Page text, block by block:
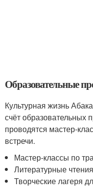
Образовательные
Культурная жизнь
счёт образовательных
проводятся мастер-
встречи.
Мастер-классы по
Литературные
Творческие лагеря